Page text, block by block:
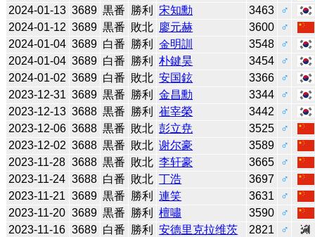
2024-01-13 3689 黒番 勝利 宋知勳 3463
♂
2024-01-12 3689 黒番 敗北 廖元赫 3600
♂
2024-01-04 3689 白番 勝利 金明訓 3548
♂
2024-01-04 3689 白番 勝利 朴鍵昊 3454
♂
2024-01-02 3689 白番 敗北 安国鉉 3366
♂
2023-12-31 3689 黒番 勝利 金昌勳 3344
♂
2023-12-13 3688 黒番 勝利 崔宰榮 3442
♂
2023-12-06 3688 黒番 敗北 彭立尭 3525
♂
2023-12-02 3688 黒番 敗北 谢尔豪 3589
♂
2023-11-28 3688 黒番 敗北 李轩豪 3665
♂
2023-11-24 3688 白番 敗北 丁浩 3697
♂
2023-11-21 3689 黒番 勝利 連笑 3631
♂
2023-11-20 3689 黒番 勝利 檀嘯 3590
♂
2023-11-16 3689 白番 勝利 安德里克拉维茨 2821
♂